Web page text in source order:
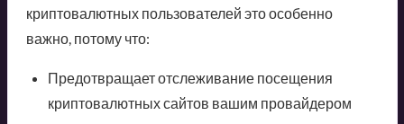
криптовалютных пользователей это особенно
важно, потому что:
Предотвращает отслеживание посещения
криптовалютных сайтов вашим провайдером